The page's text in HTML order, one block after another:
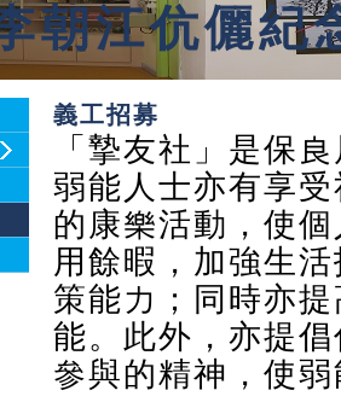
朝江伉儷紀
義工招募
「摯友社」是保
弱能人士亦有享
的康樂活動，使
用餘暇，加強生
策能力；同時亦
能。此外，亦提
參與的精神，使